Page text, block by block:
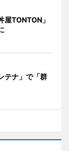
屋TONTON」
テナ」で「群